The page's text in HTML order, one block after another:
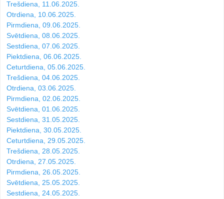
Trešdiena, 11.06.2025.
Otrdiena, 10.06.2025.
Pirmdiena, 09.06.2025.
Svētdiena, 08.06.2025.
Sestdiena, 07.06.2025.
Piektdiena, 06.06.2025.
Ceturtdiena, 05.06.2025.
Trešdiena, 04.06.2025.
Otrdiena, 03.06.2025.
Pirmdiena, 02.06.2025.
Svētdiena, 01.06.2025.
Sestdiena, 31.05.2025.
Piektdiena, 30.05.2025.
Ceturtdiena, 29.05.2025.
Trešdiena, 28.05.2025.
Otrdiena, 27.05.2025.
Pirmdiena, 26.05.2025.
Svētdiena, 25.05.2025.
Sestdiena, 24.05.2025.